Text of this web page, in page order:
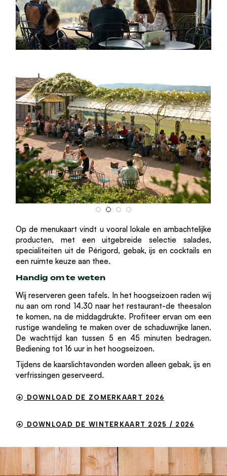
Op de menukaart vindt u vooral lokale en ambachtelijke
producten, met een uitgebreide selectie salades,
specialiteiten uit de Périgord, gebak, ijs en cocktails en
een ruimte keuze aan thee.
Handig om te weten
Wij reserveren geen tafels. In het hoogseizoen raden wij
nu aan om rond 14.30 naar het restaurant-de theesalon
te komen, na de middagdrukte. Profiteer ervan om een
rustige wandeling te maken over de schaduwrijke lanen.
De wachttijd kan tussen 5 en 45 minuten bedragen.
Bediening tot 16 uur in het hoogseizoen.
Tijdens de kaarslichtavonden worden alleen gebak, ijs en
verfrissingen geserveerd.
DOWNLOAD DE ZOMERKAART 2026
DOWNLOAD DE WINTERKAART 2025 / 2026